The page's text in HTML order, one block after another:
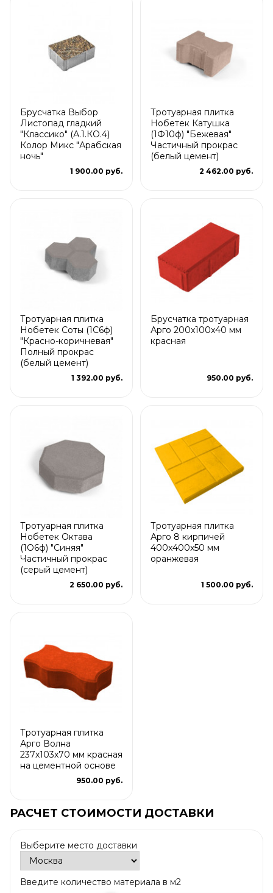
Брусчатка Выбор
Листопад гладкий
"Классико" (А.1.КО.4)
Колор Микс "Арабская
ночь"
1 900.00 руб.
Тротуарная плитка
Нобетек Катушка
(1Ф10ф) "Бежевая"
Частичный прокрас
(белый цемент)
2 462.00 руб.
Тротуарная плитка
Нобетек Соты (1С6ф)
"Красно-коричневая"
Полный прокрас
(белый цемент)
1 392.00 руб.
Брусчатка тротуарная
Арго 200x100x40 мм
красная
950.00 руб.
Тротуарная плитка
Нобетек Октава
(1О6ф) "Синяя"
Частичный прокрас
(серый цемент)
2 650.00 руб.
Тротуарная плитка
Арго 8 кирпичей
400x400x50 мм
оранжевая
1 500.00 руб.
Тротуарная плитка
Арго Волна
237x103x70 мм красная
на цементной основе
950.00 руб.
РАСЧЕТ СТОИМОСТИ ДОСТАВКИ
Выберите место доставки
Введите количество материала в м2